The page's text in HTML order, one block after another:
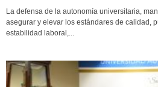
La defensa de la autonomía universitaria,
asegurar y elevar los estándares de calidad,
estabilidad laboral,...